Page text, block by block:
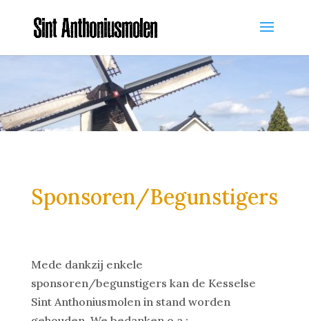
Sponsoren/Begunstigers
Mede dankzij enkele
sponsoren/begunstigers kan de Kesselse
Sint Anthoniusmolen in stand worden